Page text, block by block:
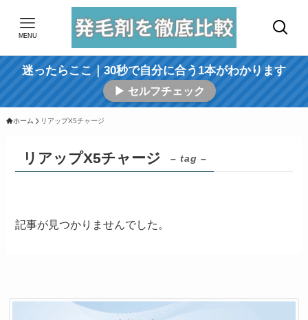
MENU
迷ったらここ｜30秒で自分に合う1本がわかります
▶ セルフチェック
ホーム リアップX5チャージ
リアップX5チャージ – tag –
記事が見つかりませんでした。